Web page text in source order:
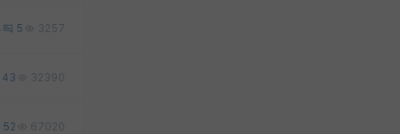
5 3257
43 32390
52 67020